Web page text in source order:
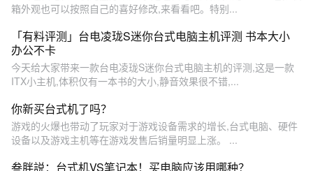
箱外观也可以按照自己的喜好修改,来看看吧。特别...
「有料评测」台电凌珑S迷你台式电脑主机评测 书本大小
办公不卡
今天给大家带来一款台电凌珑S迷你台式电脑主机的评测,这是一款
ITX小主机,体积仅有一本书的大小,静音效果很不错,...
你新买台式机了吗？
游戏的火爆也带动了玩家对于游戏设备需求的增长,台式电脑、硬件
设备以及游戏主机等在游戏发售后销量明显上涨。 ...
叁胖説：台式机VS笔记本！买电脑应该用哪种？